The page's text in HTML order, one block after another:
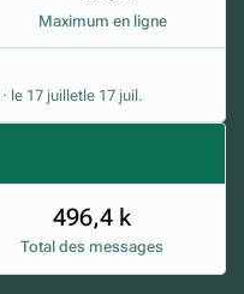
Maximum en ligne
· le 17 juilletle 17 juil.
Total des messages
496,4 k